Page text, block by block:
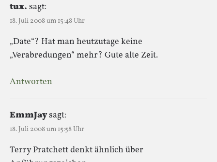
tux. sagt:
18. Juli 2008 um 15:48 Uhr
„Date“? Hat man heutzutage keine
„Verabredungen“ mehr? Gute alte Zeit.
Antworten
EmmJaysagt:
18. Juli 2008 um 15:58 Uhr
Terry Pratchett denkt ähnlich über